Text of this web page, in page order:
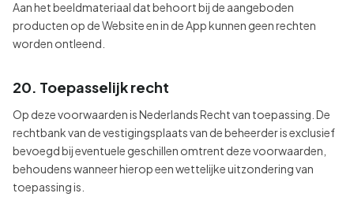
Aan het beeldmateriaal dat behoort bij de aangeboden
producten op de Website en in de App kunnen geen rechten
worden ontleend.
20. Toepasselijk recht
Op deze voorwaarden is Nederlands Recht van toepassing. De
rechtbank van de vestigingsplaats van de beheerder is exclusief
bevoegd bij eventuele geschillen omtrent deze voorwaarden,
behoudens wanneer hierop een wettelijke uitzondering van
toepassing is.